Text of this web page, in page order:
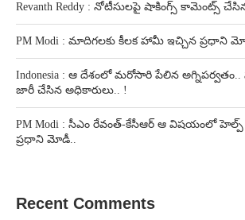
Revanth Reddy : నోటీసులపై షాకింగ్స్ కామెంట్స్
PM Modi : మాదిగలకు కీలక హామీ ఇచ్చిన ప్రధాని
Indonesia : ఆ దేశంలో మరోసారి పేలిన
జారీ చేసిన అధికారులు.. !
PM Modi : సీఎం రేవంత్-కేసీఆర్ ఆ విషయంలో హెల్ప్
ప్రధాని మోడీ..
Recent Comments